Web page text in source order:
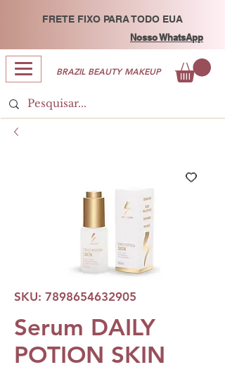
FRETE FIXO PARA TODO EUA
Nosso WhatsApp
BRAZIL BEAUTY MAKEUP
SKU: 7898654632905
Serum DAILY
POTION SKIN